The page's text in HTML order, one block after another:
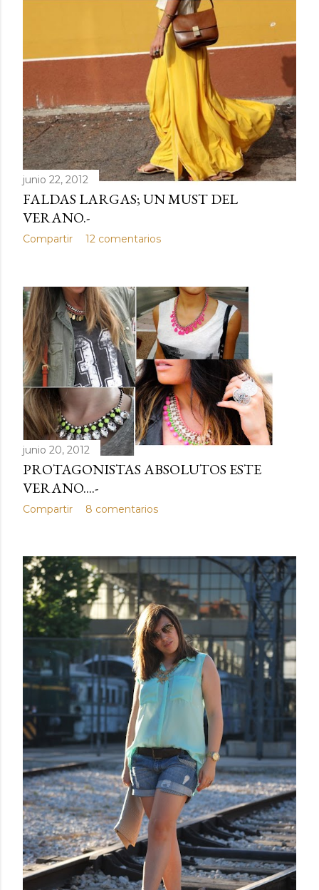
junio 22, 2012
FALDAS LARGAS; UN MUST DEL
VERANO.-
Compartir 12 comentarios
junio 20, 2012
PROTAGONISTAS ABSOLUTOS ESTE
VERANO....-
Compartir 8 comentarios